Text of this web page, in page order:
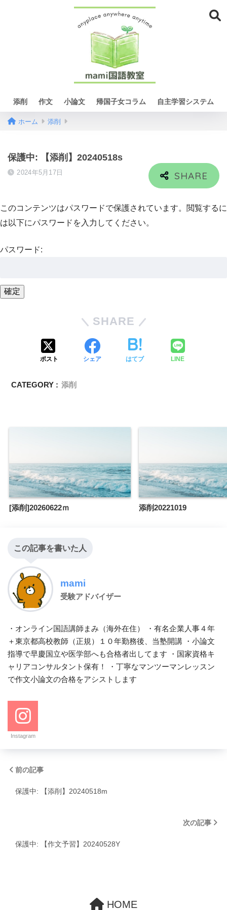
添削 作文 小論文 帰国子女コラム 自主学習システム
ホーム 添削
保護中: 【添削】20240518s
2024年5月17日
このコンテンツはパスワードで保護されています。閲覧するに
は以下にパスワードを入力してください。
パスワード:
SHARE
ポスト シェア はてブ LINE
CATEGORY : 添削
[添削]20260622ｍ 添削20221019
この記事を書いた人
mami
受験アドバイザー
・オンライン国語講師まみ（海外在住） ・有名企業人事４年
＋東京都高校教師（正規）１０年勤務後、当塾開講 ・小論文
指導で早慶国立や医学部へも合格者出してます ・国家資格キ
ャリアコンサルタント保有！ ・丁寧なマンツーマンレッスン
で作文小論文の合格をアシストします
Instagram
前の記事
保護中: 【添削】20240518m
次の記事
保護中: 【作文予習】20240528Y
HOME